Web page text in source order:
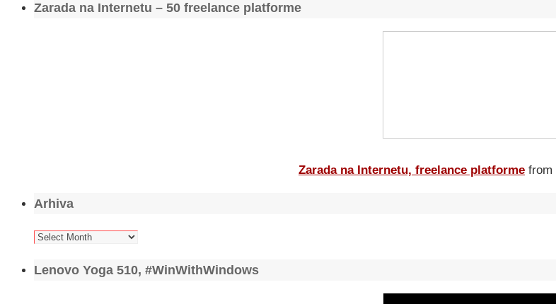
Zarada na Internetu – 50 freelance platforme
Zarada na Internetu, freelance platforme from
Arhiva
Arhiva
Lenovo Yoga 510, #WinWithWindows